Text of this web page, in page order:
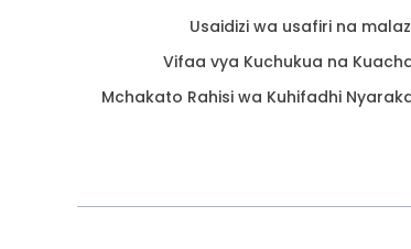
Usaidizi wa usafiri na
Vifaa vya Kuchukua na
Mchakato Rahisi wa Kuhifadhi